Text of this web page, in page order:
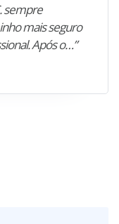
sempre
mais seguro
Após o…”